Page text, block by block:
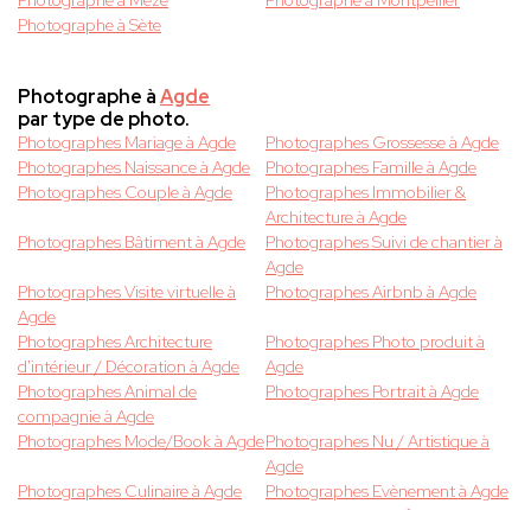
Photographe à Sète
Photographe àAgde
par type de photo.
Photographes Mariage à Agde
Photographes Grossesse à Agde
Photographes Naissance à Agde
Photographes Famille à Agde
Photographes Couple à Agde
Photographes Immobilier &
Architecture à Agde
Photographes Bâtiment à Agde
Photographes Suivi de chantier à
Agde
Photographes Visite virtuelle à
Agde
Photographes Airbnb à Agde
Photographes Architecture
d'intérieur / Décoration à Agde
Photographes Photo produit à
Agde
Photographes Animal de
compagnie à Agde
Photographes Portrait à Agde
Photographes Mode/Book à AgdePhotographes Nu / Artistique à
Agde
Photographes Culinaire à Agde
Photographes Evènement à Agde